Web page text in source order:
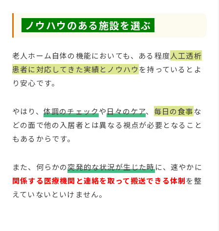
ノウハウのある施設を選ぶ
老人ホーム自体の機能においても、ある程度人工透析
患者に対応してきた実績とノウハウを持っているとよ
り安心です。
やはり、 体調のチェックや日々のケア、 毎日の食事な
どの面で他の入居者とは異なる視点が必要となること
もあるからです。
また、何らかの突発的な状況が生じた時に、速やかに
関係する医療機関と連絡を取って搬送できる体制を整
えていないといけません。